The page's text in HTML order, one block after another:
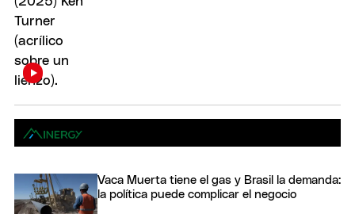
Vaca Muerta tiene el gas y Brasil la demanda:
la política puede complicar el negocio